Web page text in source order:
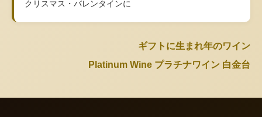
クリスマス・バレンタインに
ギフトに生まれ年のワイン
Platinum Wine プラチナワイン 白金台